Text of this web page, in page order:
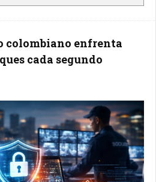
colombiano enfrenta
cada segundo